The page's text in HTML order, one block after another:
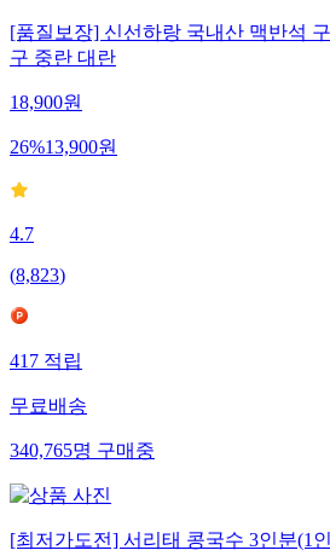
[품질보장] 신선하랑 국내산 맥반석
구 중란 대란
18,900원
26%13,900원
4.7
(8,823)
417적립
무료배송
340,765명구매중
[최저가도전] 서리태 콩국수 3인분(1